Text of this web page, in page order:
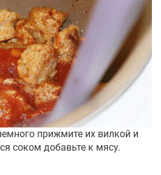
прижмите их вилкой и
соком добавьте к мясу.